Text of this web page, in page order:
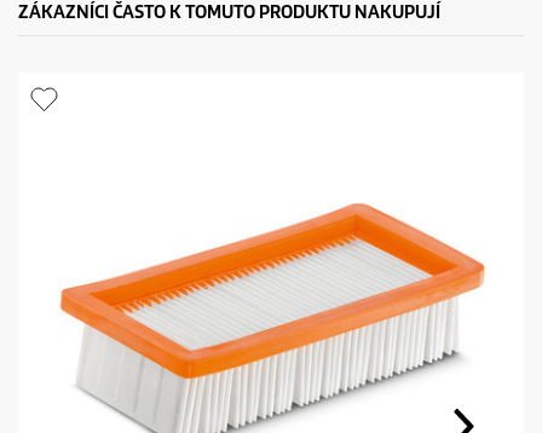
ZÁKAZNÍCI ČASTO K TOMUTO PRODUKTU NAKUPUJÍ